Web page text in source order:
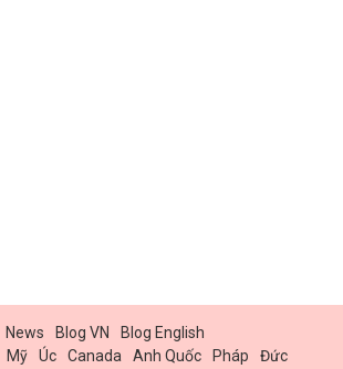
News Blog VN
Blog English
Mỹ Úc Canada Anh Quốc Pháp
Đức